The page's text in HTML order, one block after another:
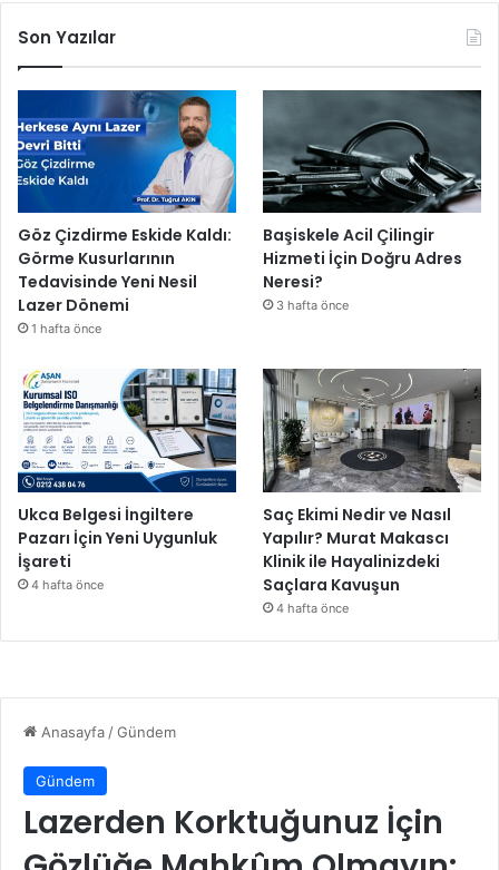
r
i
e
l
i
m
i
n
i
s
e
k
i
y
o
r
Son Yazılar
Göz Çizdirme Eskide Kaldı:
Görme Kusurlarının
Tedavisinde Yeni Nesil
Lazer Dönemi
1 hafta önce
Başiskele Acil Çilingir
Hizmeti İçin Doğru Adres
Neresi?
3 hafta önce
Ukca Belgesi İngiltere
Pazarı İçin Yeni Uygunluk
İşareti
4 hafta önce
Saç Ekimi Nedir ve Nasıl
Yapılır? Murat Makascı
Klinik ile Hayalinizdeki
Saçlara Kavuşun
4 hafta önce